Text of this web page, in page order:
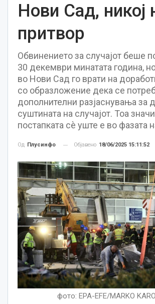
Нови Сад, никој
притвор
Обвинението за случајот беше
30 декември минатата година,
во Нови Сад го врати на
со образложение дека се
дополнителни разјаснувања за
суштината на случајот. Тоа
постапката сè уште е во фазата
Од Плусинфо Објавено 18/06/2025 15:11:52
фото: EPA-EFE/MARKO